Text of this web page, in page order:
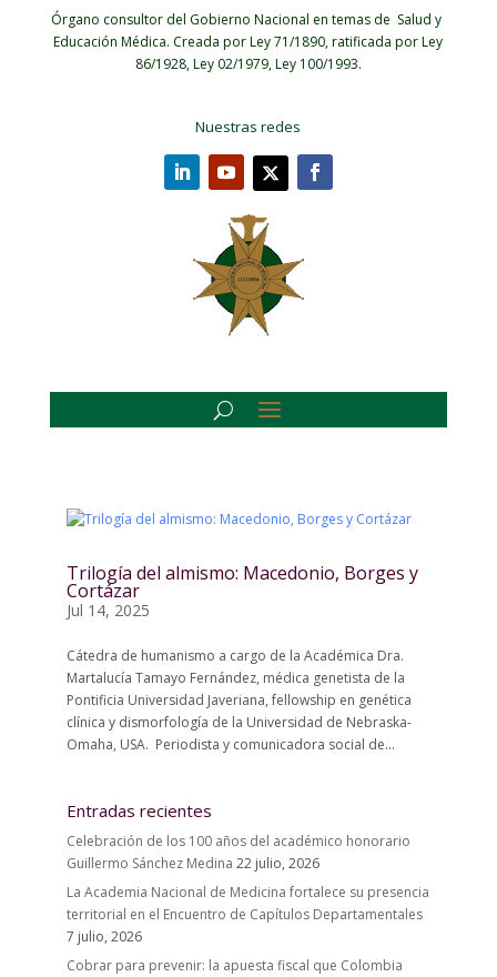
Órgano consultor del Gobierno Nacional en temas de Salud y
Educación Médica. Creada por Ley 71/1890, ratificada por Ley
86/1928, Ley 02/1979, Ley 100/1993.
Nuestras redes
Trilogía del almismo: Macedonio, Borges y
Cortázar
Jul 14, 2025
Cátedra de humanismo a cargo de la Académica Dra.
Martalucía Tamayo Fernández, médica genetista de la
Pontificia Universidad Javeriana, fellowship en genética
clínica y dismorfología de la Universidad de Nebraska-
Omaha, USA. Periodista y comunicadora social de...
Entradas recientes
Celebración de los 100 años del académico honorario
Guillermo Sánchez Medina 22 julio, 2026
La Academia Nacional de Medicina fortalece su presencia
territorial en el Encuentro de Capítulos Departamentales
7 julio, 2026
Cobrar para prevenir: la apuesta fiscal que Colombia